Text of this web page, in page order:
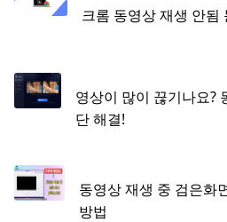
크롬 동영상 재생 안됨
영상이 많이 끊기나요?
단 해결!
동영상 재생 중 검은화
방법